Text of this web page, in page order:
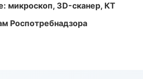
микроскоп, 3D-сканер, КТ
Роспотребнадзора